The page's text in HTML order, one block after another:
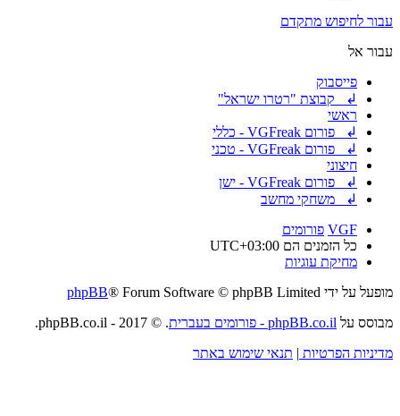
עבור לחיפוש מתקדם
עבור אל
פייסבוק
↲ קבוצת "רטרו ישראל"
ראשי
↲ פורום VGFreak - כללי
↲ פורום VGFreak - טכני
חיצוני
↲ פורום VGFreak - ישן
↲ משחקי מחשב
VGF פורומים
כל הזמנים הם UTC+03:00
מחיקת עוגיות
מופעל על ידי
phpBB® Forum Software © phpBB Limited
מבוסס על phpBB.co.il - פורומים בעברית
. © 2017 - phpBB.co.il.
מדיניות הפרטיות | תנאי שימוש באתר